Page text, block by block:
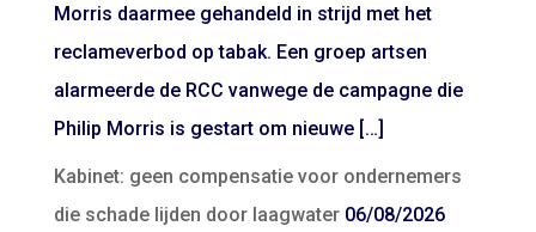
Morris daarmee gehandeld in strijd met het
reclameverbod op tabak. Een groep artsen
alarmeerde de RCC vanwege de campagne die
Philip Morris is gestart om nieuwe […]
Kabinet: geen compensatie voor ondernemers
die schade lijden door laagwater 06/08/2026